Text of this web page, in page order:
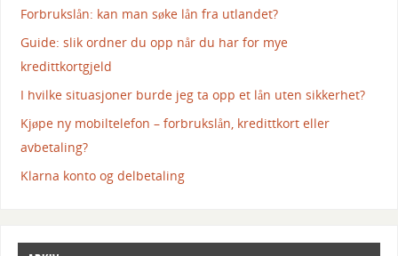
Forbrukslån: kan man søke lån fra utlandet?
Guide: slik ordner du opp når du har for mye
kredittkortgjeld
I hvilke situasjoner burde jeg ta opp et lån uten sikkerhet?
Kjøpe ny mobiltelefon – forbrukslån, kredittkort eller
avbetaling?
Klarna konto og delbetaling